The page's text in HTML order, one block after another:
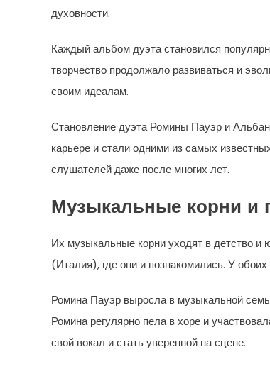
духовности.
Каждый альбом дуэта становился
творчество продолжало развиваться и
своим идеалам.
Становление дуэта Ромины Пауэр и
карьере и стали одними из самых
слушателей даже после многих лет.
Музыкальные корни и
Их музыкальные корни уходят в детство и
(Италия), где они и познакомились. У
Ромина Пауэр выросла в музыкальной
Ромина регулярно пела в хоре и
свой вокал и стать уверенной на сцене.